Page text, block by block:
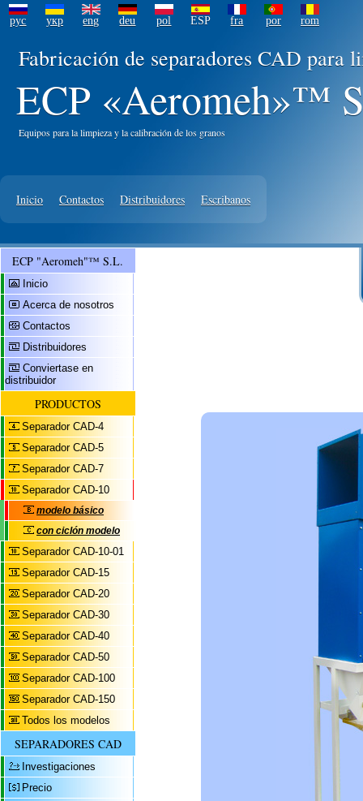
рус укр eng deu pol ESP fra por rom
Fabricación de separadores CAD para
ECP «Aeromeh»™
Equipos para la limpieza y la calibración de los granos
Inicio Contactos Distribuidores Escribanos
ECP "Aeromeh"™ S.L.
Inicio
Acerca de nosotros
Contactos
Distribuidores
Conviertase en
distribuidor
PRODUCTOS
Separador CAD-4
Separador CAD-5
Separador CAD-7
Separador CAD-10
modelo básico
con ciclón modelo
Separador CAD-10-01
Separador CAD-15
Separador CAD-20
Separador CAD-30
Separador CAD-40
Separador CAD-50
Separador CAD-100
Separador CAD-150
Todos los modelos
SEPARADORES CAD
Investigaciones
Precio